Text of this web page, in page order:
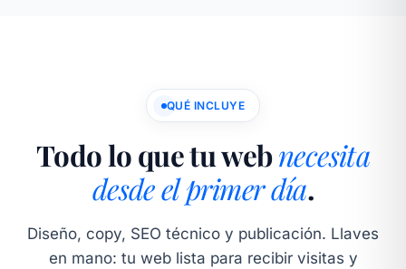
QUÉ INCLUYE
Todo lo que tu webnecesita
desde el primer día.
Diseño, copy, SEO técnico y publicación. Llaves
en mano: tu web lista para recibir visitas y